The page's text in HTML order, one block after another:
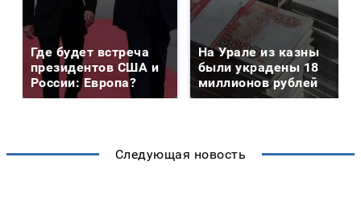
Где будет встреча
президентов США и
России: Европа?
На Урале из казны
были украдены 18
миллионов рублей
Следующая новость